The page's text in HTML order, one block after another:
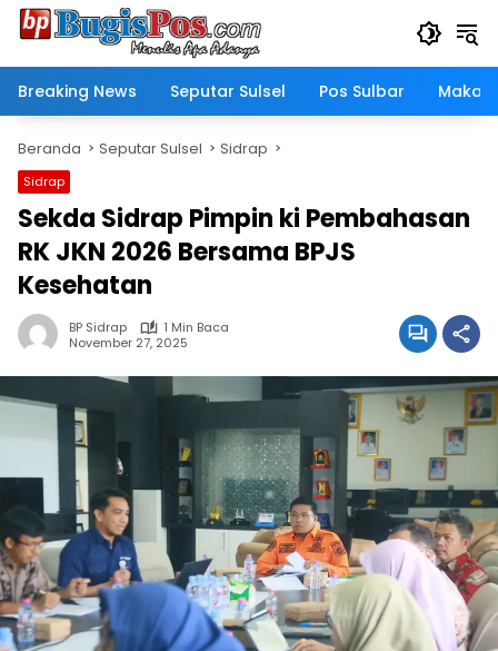
Langsung
Breaking News
Seputar Sulsel Pos Sulbar
Beranda Seputar Sulsel Sidrap
Sidrap
Sekda Sidrap Pimpin ki Pembahasan
RK JKN 2026 Bersama BPJS
Kesehatan
BP Sidrap
1 Min Baca
November 27, 2025